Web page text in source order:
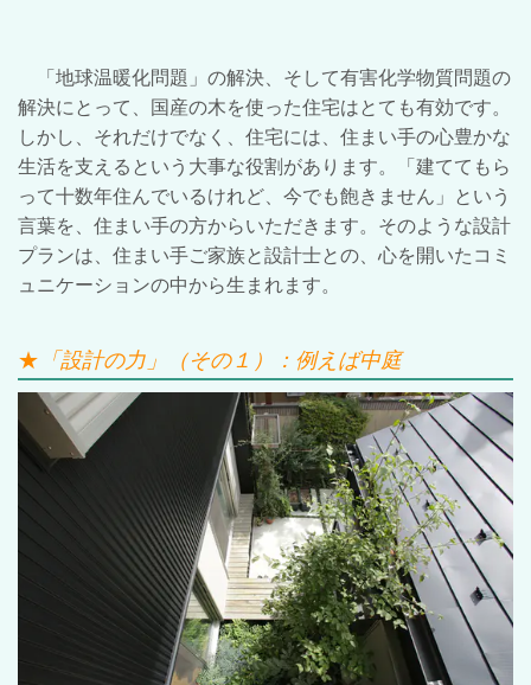
「地球温暖化問題」の解決、そして有害化学物質問題の
解決にとって、国産の木を使った住宅はとても有効です。
しかし、それだけでなく、住宅には、住まい手の心豊かな
生活を支えるという大事な役割があります。「建ててもら
って十数年住んでいるけれど、今でも飽きません」という
言葉を、住まい手の方からいただきます。そのような設計
プランは、住まい手ご家族と設計士との、心を開いたコミ
ュニケーションの中から生まれます。
★ 「設計の力」（その１）：例えば中庭